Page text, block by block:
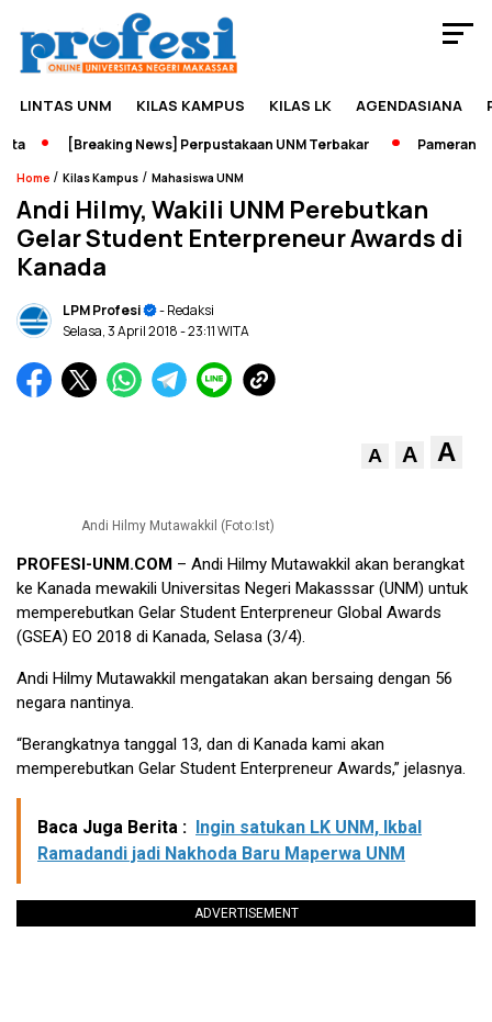
LINTAS UNM KILAS KAMPUS KILAS LK AGENDASIANA
[Breaking News] Perpustakaan UNM Terbakar Pameran
Home / Kilas Kampus / Mahasiswa UNM
Andi Hilmy, Wakili UNM Perebutkan
Gelar Student Enterpreneur Awards di
Kanada
LPM Profesi
- Redaksi
Selasa, 3 April 2018- 23:11 WITA
A A A
Andi Hilmy Mutawakkil (Foto:Ist)
PROFESI-UNM.COM – Andi Hilmy Mutawakkil akan berangkat
ke Kanada mewakili Universitas Negeri Makasssar (UNM) untuk
memperebutkan Gelar Student Enterpreneur Global Awards
(GSEA) EO 2018 di Kanada, Selasa (3/4).
Andi Hilmy Mutawakkil mengatakan akan bersaing dengan 56
negara nantinya.
“Berangkatnya tanggal 13, dan di Kanada kami akan
memperebutkan Gelar Student Enterpreneur Awards,” jelasnya.
Baca Juga Berita :
Ingin satukan LK UNM, Ikbal
Ramadandi jadi Nakhoda Baru Maperwa UNM
ADVERTISEMENT